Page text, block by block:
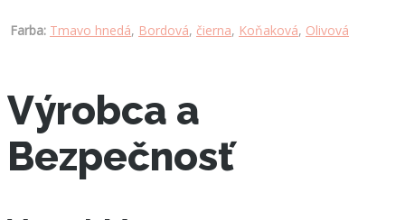
Farba: Tmavo hnedá, Bordová, čierna, Koňaková, Olivová
Výrobca a
Bezpečnosť